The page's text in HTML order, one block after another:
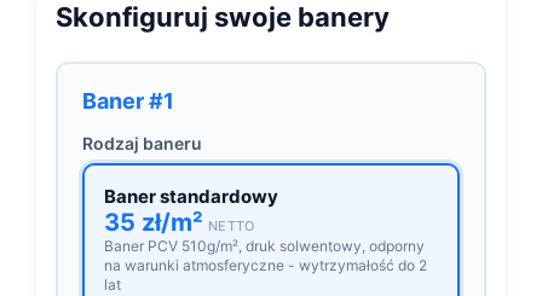
Skonfiguruj swoje banery
Baner #1
Rodzaj baneru
Baner standardowy
35 zł/m² NETTO
Baner PCV 510g/m², druk solwentowy, odporny
na warunki atmosferyczne - wytrzymałość do 2
lat